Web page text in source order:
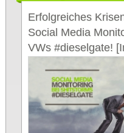
Erfolgreiches
Social Media
VWs #dieselgate!